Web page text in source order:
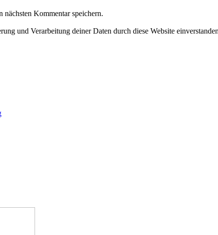
Kommentar speichern.
und Verarbeitung deiner Daten durch diese Website